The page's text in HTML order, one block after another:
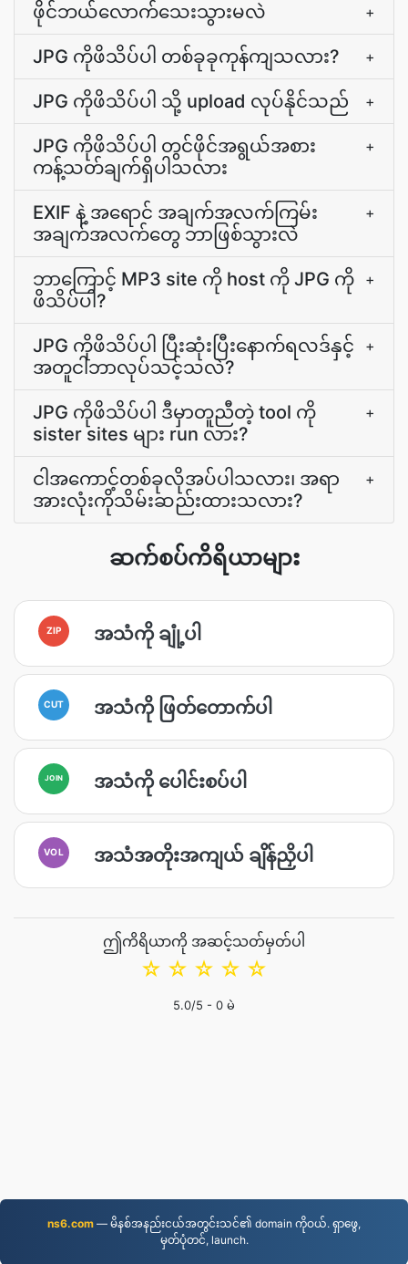
ဖိုင်ဘယ်လောက်သေးသွားမလဲ +
JPG ကိုဖိသိပ်ပါ တစ်ခုခုကုန်ကျသလား? +
JPG ကိုဖိသိပ်ပါ သို့ upload လုပ်နိုင်သည် +
JPG ကိုဖိသိပ်ပါ တွင်ဖိုင်အရွယ်အစား
ကန့်သတ်ချက်ရှိပါသလား
+
EXIF နဲ့ အရောင် အချက်အလက်ကြမ်း
အချက်အလက်တွေ ဘာဖြစ်သွားလဲ
+
ဘာကြောင့် MP3 site ကို host ကို JPG ကို
ဖိသိပ်ပါ?
+
JPG ကိုဖိသိပ်ပါ ပြီးဆုံးပြီးနောက်ရလဒ်နှင့်
အတူငါဘာလုပ်သင့်သလဲ?
+
JPG ကိုဖိသိပ်ပါ ဒီမှာတူညီတဲ့ tool ကို
sister sites များ run လား?
+
ငါအကောင့်တစ်ခုလိုအပ်ပါသလား၊ အရာ
အားလုံးကိုသိမ်းဆည်းထားသလား?
+
ဆက်စပ်ကိရိယာများ
ZIP အသံကို ချုံ့ပါ
CUT အသံကို ဖြတ်တောက်ပါ
JOIN အသံကို ပေါင်းစပ်ပါ
VOL အသံအတိုးအကျယ် ချိန်ညှိပါ
ဤကိရိယာကို အဆင့်သတ်မှတ်ပါ
☆
☆
☆
☆
☆
5.0/5 - 0 မဲ
ns6.com — မိနစ်အနည်းငယ်အတွင်းသင်၏ domain ကိုဝယ်. ရှာဖွေ,
မှတ်ပုံတင်, launch.